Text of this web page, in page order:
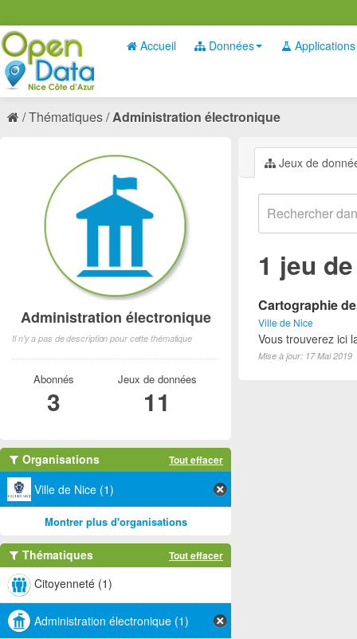
Accueil Données Applications
Thématiques Administration électronique
Jeux de
1 jeu
Cartographie
Ville de Nice
Vous trouverez ici
Mise à jour: 17 Mai 2019
Administration électronique
Il n'y a pas de description pour cette thématique
Abonnés
3
Jeux de données
11
Organisations Tout effacer
Ville de Nice (1)
Montrer plus d'organisations
Thématiques Tout effacer
Citoyenneté (1)
Administration électronique (1)